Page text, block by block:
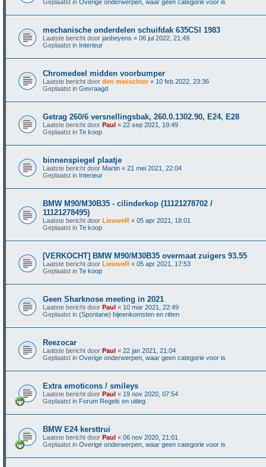
Geplaatst in Overige onderwerpen, waar geen categorie voor is
mechanische onderdelen schuifdak 635CSI 1983
Laatste bericht door janbeyens « 06 jul 2022, 21:49
Geplaatst in Interieur
Chromedeel midden voorbumper
Laatste bericht door den meeschter« 10 feb 2022, 23:36
Geplaatst in Gevraagd
Getrag 260/6 versnellingsbak, 260.0.1302.90, E24, E28
Laatste bericht door Paul « 22 sep 2021, 19:49
Geplaatst in Te koop
binnenspiegel plaatje
Laatste bericht door Martin « 21 mei 2021, 22:04
Geplaatst in Interieur
BMW M90/M30B35 - cilinderkop (11121278702 /
11121278495)
Laatste bericht door LieuweR « 05 apr 2021, 18:01
Geplaatst in Te koop
[VERKOCHT] BMW M90/M30B35 overmaat zuigers 93.55
Laatste bericht door LieuweR « 05 apr 2021, 17:53
Geplaatst in Te koop
Geen Sharknose meeting in 2021
Laatste bericht door Paul « 10 mar 2021, 22:49
Geplaatst in (Spontane) bijeenkomsten en ritten
Reezocar
Laatste bericht door Paul « 22 jan 2021, 21:04
Geplaatst in Overige onderwerpen, waar geen categorie voor is
Extra emoticons / smileys
Laatste bericht door Paul « 19 nov 2020, 07:54
Geplaatst in Forum Regels en uitleg
BMW E24 kersttrui
Laatste bericht door Paul « 06 nov 2020, 21:01
Geplaatst in Overige onderwerpen, waar geen categorie voor is